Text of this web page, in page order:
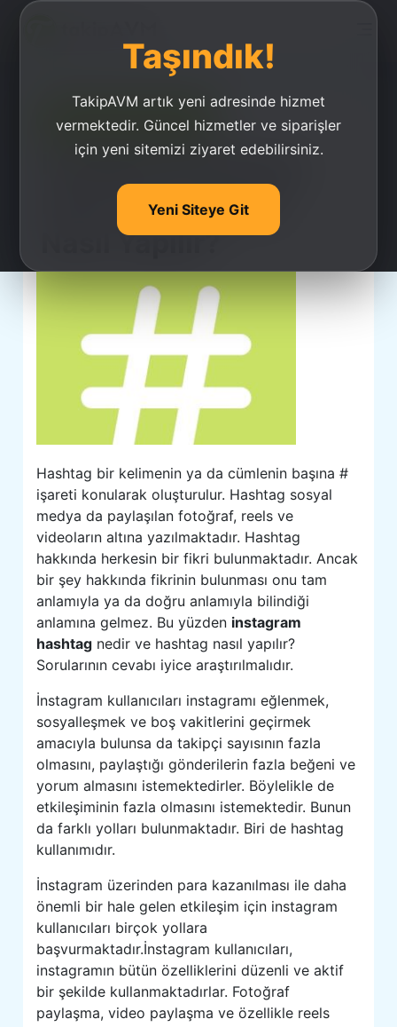
Taşındık!
TakipAVM artık yeni adresinde hizmet
vermektedir. Güncel hizmetler ve siparişler
için yeni sitemizi ziyaret edebilirsiniz.
Yeni Siteye Git
Ucuz Takipçi Satın Al
İnstagram Hashtag
Nedir Ve Hashtag
Nasıl Yapılır?
Hashtag bir kelimenin ya da cümlenin başına #
işareti konularak oluşturulur. Hashtag sosyal
medya da paylaşılan fotoğraf, reels ve
videoların altına yazılmaktadır. Hashtag
hakkında herkesin bir fikri bulunmaktadır. Ancak
bir şey hakkında fikrinin bulunması onu tam
anlamıyla ya da doğru anlamıyla bilindiği
anlamına gelmez. Bu yüzden instagram
hashtag nedir ve hashtag nasıl yapılır?
Sorularının cevabı iyice araştırılmalıdır.
İnstagram kullanıcıları instagramı eğlenmek,
sosyalleşmek ve boş vakitlerini geçirmek
amacıyla bulunsa da takipçi sayısının fazla
olmasını, paylaştığı gönderilerin fazla beğeni ve
yorum almasını istemektedirler. Böylelikle de
etkileşiminin fazla olmasını istemektedir. Bunun
da farklı yolları bulunmaktadır. Biri de hashtag
kullanımıdır.
İnstagram üzerinden para kazanılması ile daha
önemli bir hale gelen etkileşim için instagram
kullanıcıları birçok yollara
başvurmaktadır.İnstagram kullanıcıları,
instagramın bütün özelliklerini düzenli ve aktif
bir şekilde kullanmaktadırlar. Fotoğraf
paylaşma, video paylaşma ve özellikle reels